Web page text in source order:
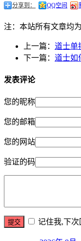
分享到： QQ空间
注：本站所有文章均
上一篇： 道士单
下一篇： 道士如
发表评论
您的昵称
您的邮箱
您的网站
验证的码
记住我,下